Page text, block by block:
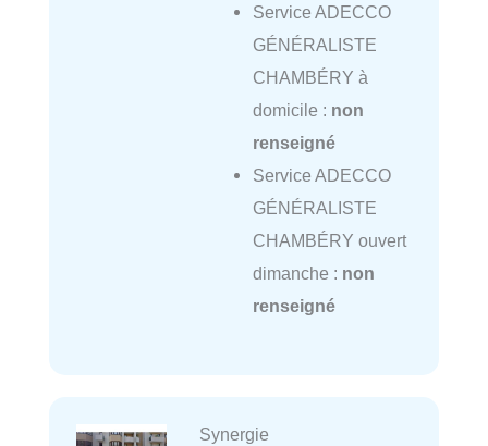
Service ADECCO
GÉNÉRALISTE
CHAMBÉRY à
domicile : non
renseigné
Service ADECCO
GÉNÉRALISTE
CHAMBÉRY ouvert
dimanche : non
renseigné
Synergie